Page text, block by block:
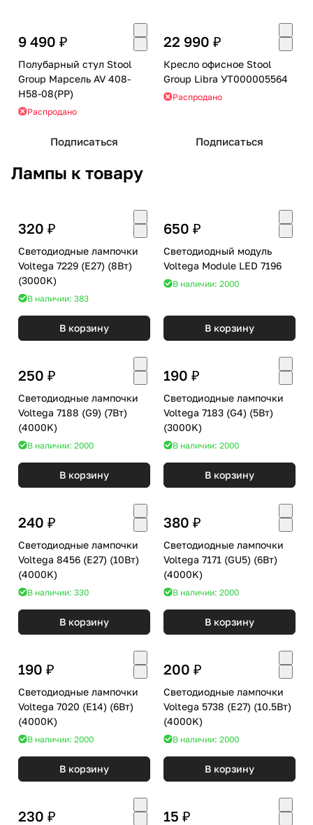
9 490 ₽
Полубарный стул Stool
Group Марсель AV 408-
H58-08(PP)
Распродано
Подписаться
22 990 ₽
Кресло офисное Stool
Group Libra УТ000005564
Распродано
Подписаться
Лампы к товару
320 ₽
Светодиодные лампочки
Voltega 7229 (E27) (8Вт)
(3000K)
В наличии: 383
В корзину
650 ₽
Светодиодный модуль
Voltega Module LED 7196
В наличии: 2000
В корзину
250 ₽
Светодиодные лампочки
Voltega 7188 (G9) (7Вт)
(4000K)
В наличии: 2000
В корзину
190 ₽
Светодиодные лампочки
Voltega 7183 (G4) (5Вт)
(3000K)
В наличии: 2000
В корзину
240 ₽
Светодиодные лампочки
Voltega 8456 (E27) (10Вт)
(4000K)
В наличии: 330
В корзину
380 ₽
Светодиодные лампочки
Voltega 7171 (GU5) (6Вт)
(4000K)
В наличии: 2000
В корзину
190 ₽
Светодиодные лампочки
Voltega 7020 (E14) (6Вт)
(4000K)
В наличии: 2000
В корзину
200 ₽
Светодиодные лампочки
Voltega 5738 (E27) (10.5Вт)
(4000K)
В наличии: 2000
В корзину
230 ₽ 15 ₽